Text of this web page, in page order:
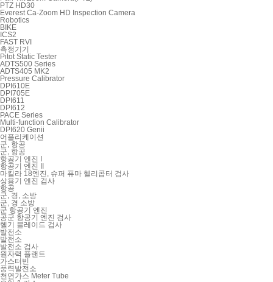
PTZ HD30
Everest Ca-Zoom HD Inspection Camera
Robotics
BIKE
ICS2
FAST RVI
측정기기
Pitot Static Tester
ADTS500 Series
ADTS405 MK2
Pressure Calibrator
DPI610E
DPI705E
DPI611
DPI612
PACE Series
Multi-function Calibrator
DPI620 Genii
어플리케이션
군, 항공
군, 항공
항공기 엔진 I
항공기 엔진 II
마킬라 18엔진, 슈퍼 퓨마 헬리콥터 검사
상용기 엔진 검사
항공
군, 경, 소방
군, 경 소방
군 항공기 엔진
공군 항공기 엔진 검사
헬기 블레이드 검사
발전소
발전소
발전소 검사
원자력 플랜트
가스터빈
풍력발전소
천연가스 Meter Tube